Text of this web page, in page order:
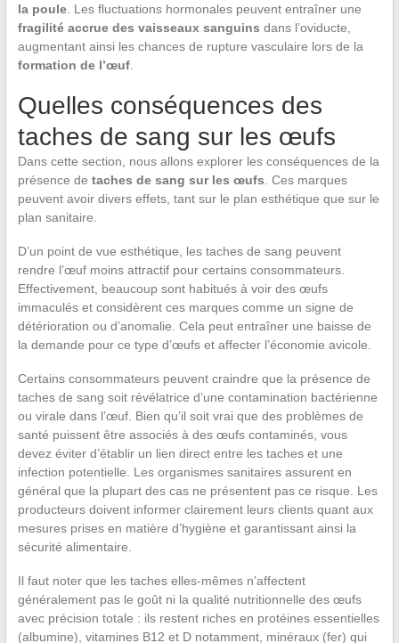
la poule. Les fluctuations hormonales peuvent entraîner une
fragilité accrue des vaisseaux sanguins dans l’oviducte,
augmentant ainsi les chances de rupture vasculaire lors de la
formation de l’œuf.
Quelles conséquences des
taches de sang sur les œufs
Dans cette section, nous allons explorer les conséquences de la
présence de taches de sang sur les œufs . Ces marques
peuvent avoir divers effets, tant sur le plan esthétique que sur le
plan sanitaire.
D’un point de vue esthétique, les taches de sang peuvent
rendre l’œuf moins attractif pour certains consommateurs.
Effectivement, beaucoup sont habitués à voir des œufs
immaculés et considèrent ces marques comme un signe de
détérioration ou d’anomalie. Cela peut entraîner une baisse de
la demande pour ce type d’œufs et affecter l’économie avicole.
Certains consommateurs peuvent craindre que la présence de
taches de sang soit révélatrice d’une contamination bactérienne
ou virale dans l’œuf. Bien qu’il soit vrai que des problèmes de
santé puissent être associés à des œufs contaminés, vous
devez éviter d’établir un lien direct entre les taches et une
infection potentielle. Les organismes sanitaires assurent en
général que la plupart des cas ne présentent pas ce risque. Les
producteurs doivent informer clairement leurs clients quant aux
mesures prises en matière d’hygiène et garantissant ainsi la
sécurité alimentaire.
Il faut noter que les taches elles-mêmes n’affectent
généralement pas le goût ni la qualité nutritionnelle des œufs
avec précision totale : ils restent riches en protéines essentielles
(albumine), vitamines B12 et D notamment, minéraux (fer) qui